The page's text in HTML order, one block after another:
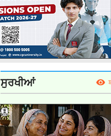
ਸੁਰਖੀਆਂ